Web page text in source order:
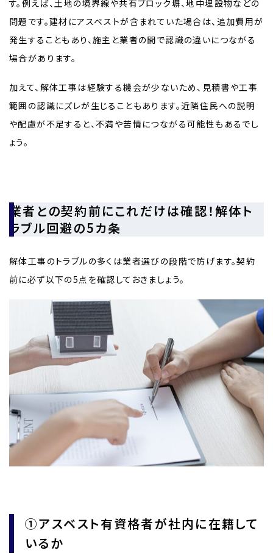
す。例えば、土地の境界線や共有ブロック塀、地中埋設物などの
問題です。建材にアスベストが含まれていた場合は、追加費用が
発生することもあり、施主と業者の間で認識の違いにつながる
場合があります。
加えて、解体工事は経験する機会が少ないため、見積書や工事
範囲の認識にズレが生じることもあります。近隣住民への説明
や配慮が不足すると、不満や苦情につながる可能性もあるでし
ょう。
業者との契約前にこれだけは確認！解体ト
ラブル回避の5カ条
解体工事のトラブルの多くは業者選びの段階で防げます。契約
前に必ず以下の5点を確認しておきましょう。
①アスベスト有資格者が社内に在籍して
いるか